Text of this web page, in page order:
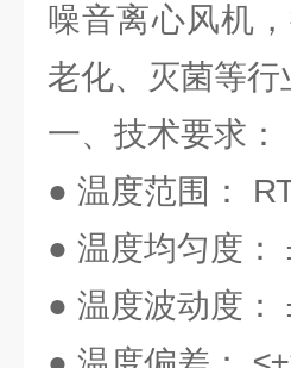
噪音离心风机
老化、灭菌等行
一、技术要求：
● 温度范围：
● 温度均匀度：
● 温度波动度：